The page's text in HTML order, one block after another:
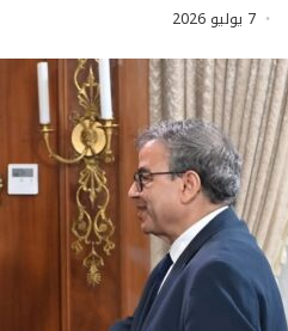
7 يوليو 2026